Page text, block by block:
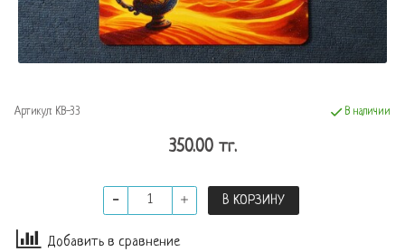
Артикул: КВ-33 В наличии
350.00 тг.
В КОРЗИНУ
Добавить в сравнение